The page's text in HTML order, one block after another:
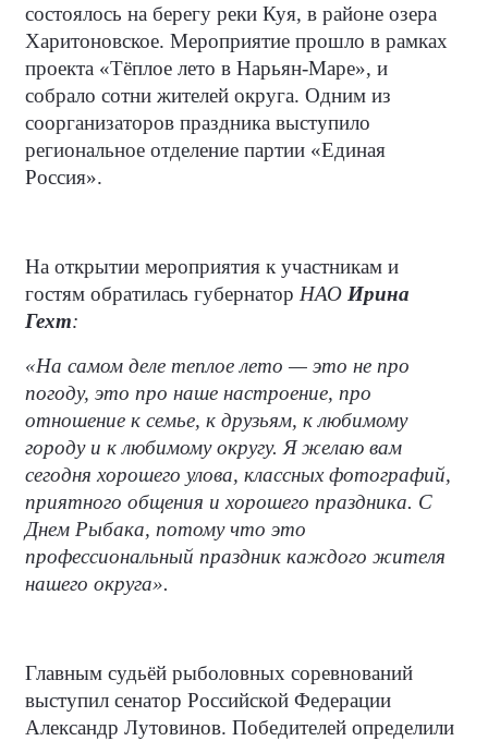
состоялось на берегу реки Куя, в районе озера
Харитоновское. Мероприятие прошло в рамках
проекта «Тёплое лето в Нарьян-Маре», и
собрало сотни жителей округа. Одним из
соорганизаторов праздника выступило
региональное отделение партии «Единая
Россия».
На открытии мероприятия к участникам и
гостям обратилась губернатор НАО Ирина
Гехт:
«На самом деле теплое лето — это не про
погоду, это про наше настроение, про
отношение к семье, к друзьям, к любимому
городу и к любимому округу. Я желаю вам
сегодня хорошего улова, классных фотографий,
приятного общения и хорошего праздника. С
Днем Рыбака, потому что это
профессиональный праздник каждого жителя
нашего округа».
Главным судьёй рыболовных соревнований
выступил сенатор Российской Федерации
Александр Лутовинов. Победителей определили